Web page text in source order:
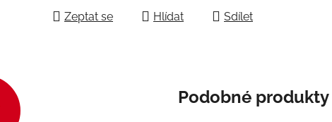
Zeptat se Hlídat Sdílet
Podobné produkty